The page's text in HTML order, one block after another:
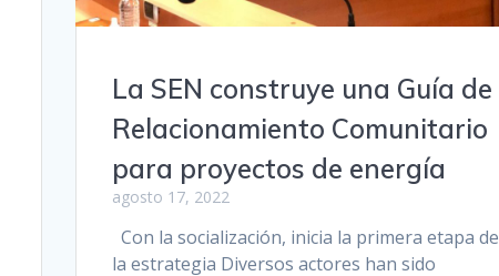
La SEN construye una Guía de
Relacionamiento Comunitario
para proyectos de energía
agosto 17, 2022
Con la socialización, inicia la primera etapa de
la estrategia Diversos actores han sido